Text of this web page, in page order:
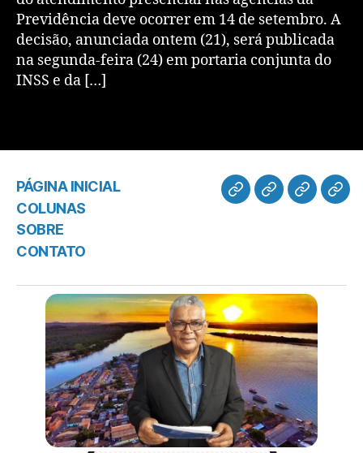
Previdência deve ocorrer em 14 de setembro. A
decisão, anunciada ontem (21), será publicada
na segunda-feira (24) em portaria conjunta do
INSS e da […]
PÁGINA INICIAL
COLUNAS
SOBRE
CONTATO